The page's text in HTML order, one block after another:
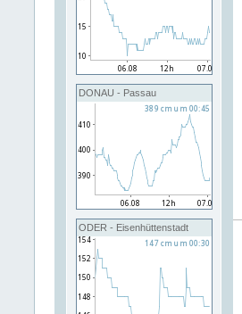
DONAU - Passau
ODER - Eisenhüttenstadt